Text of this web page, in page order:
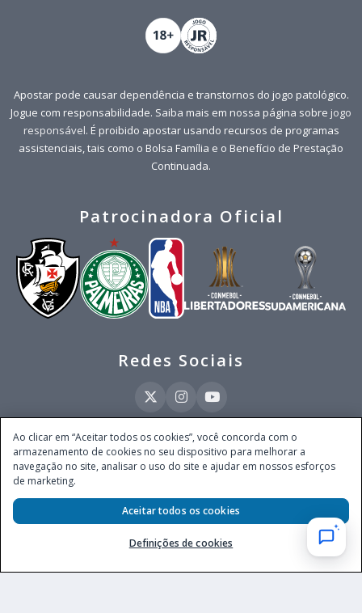
Apostar pode causar dependência e transtornos do jogo patológico.
Jogue com responsabilidade. Saiba mais em nossa página sobre jogo
responsável. É proibido apostar usando recursos de programas
assistenciais, tais como o Bolsa Família e o Benefício de Prestação
Continuada.
Patrocinadora Oficial
Redes Sociais
Este site é operado pela Ventmear Brasil LTDA (CNPJ 52.868.380/0001-84), com
endereço na Avenida Brigadeiro Faria Lima, nº 4.055, 3º andar, Itaim Bibi, no
Município de São Paulo, Estado de São Paulo, CEP 04538-133, Brasil - empresa
Secretaria de Prêmios e Apostas do Ministério da Fazenda, conforme Portaria nº
247, de 07.02.2025, publicada no DOU em 11.2.2025.
Ao clicar em “Aceitar todos os cookies”, você concorda com o
armazenamento de cookies no seu dispositivo para melhorar a
navegação no site, analisar o uso do site e ajudar em nossos esforços
de marketing.
Definições de cookies
Aceitar todos os cookies